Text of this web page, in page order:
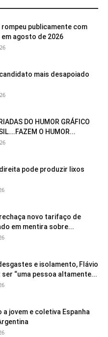
publicamente com
em agosto de 2026
mais desapoiado
DO HUMOR GRÁFICO
O HUMOR...
pode produzir lixos
novo tarifaço de
em mentira sobre...
e isolamento, Flávio
“uma pessoa altamente...
a jovem e coletiva Espanha